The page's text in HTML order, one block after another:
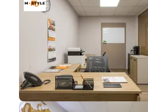
подходить под ваш